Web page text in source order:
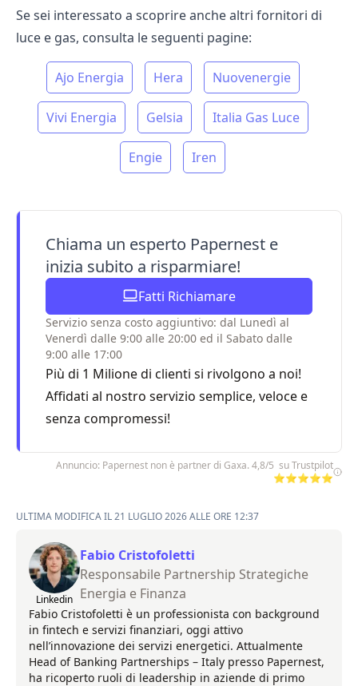
Se sei interessato a scoprire anche altri fornitori di
luce e gas, consulta le seguenti pagine:
Ajo Energia Hera Nuovenergie
Vivi Energia Gelsia Italia Gas Luce
Engie Iren
Chiama un esperto Papernest e
inizia subito a risparmiare!
Fatti Richiamare
Servizio senza costo aggiuntivo: dal Lunedì al
Venerdì dalle 9:00 alle 20:00 ed il Sabato dalle
9:00 alle 17:00
Più di 1 Milione di clienti si rivolgono a noi!
Affidati al nostro servizio semplice, veloce e
senza compromessi!
Annuncio: Papernest non è partner di Gaxa. 4,8/5 su Trustpilot
⭐⭐⭐⭐⭐
ULTIMA MODIFICA IL 21 LUGLIO 2026 ALLE ORE 12:37
Linkedin
Fabio Cristofoletti
Responsabile Partnership Strategiche
Energia e Finanza
Fabio Cristofoletti è un professionista con background
in fintech e servizi finanziari, oggi attivo
nell’innovazione dei servizi energetici. Attualmente
Head of Banking Partnerships – Italy presso Papernest,
ha ricoperto ruoli di leadership in aziende di primo